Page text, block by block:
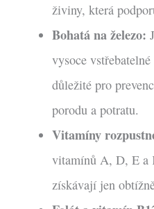
živiny, která
Bohatá na železo:
vysoce
důležité pro
porodu a potratu.
Vitamíny
vitamínů A, D, E a
získávají jen